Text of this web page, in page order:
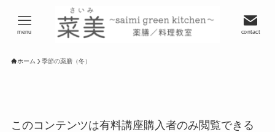
contact
menu
ホーム 季節の薬膳（冬）
このコンテンツは有料講座購入者のみ閲覧できる